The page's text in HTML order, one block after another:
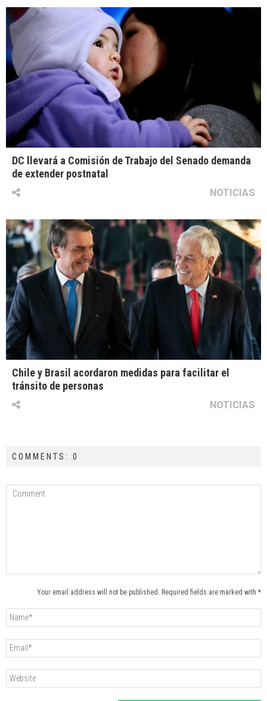
DC llevará a Comisión de Trabajo del Senado demanda
de extender postnatal
NOTICIAS
Chile y Brasil acordaron medidas para facilitar el
tránsito de personas
NOTICIAS
COMMENTS: 0
Your email address will not be published. Required fields are marked with *